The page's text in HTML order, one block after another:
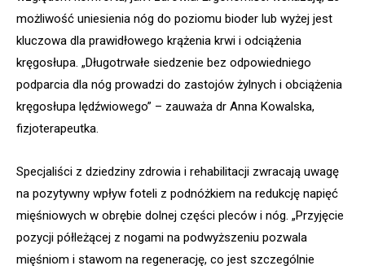
możliwość uniesienia nóg do poziomu bioder lub wyżej jest
kluczowa dla prawidłowego krążenia krwi i odciążenia
kręgosłupa. „Długotrwałe siedzenie bez odpowiedniego
podparcia dla nóg prowadzi do zastojów żylnych i obciążenia
kręgosłupa lędźwiowego” – zauważa dr Anna Kowalska,
fizjoterapeutka.
Specjaliści z dziedziny zdrowia i rehabilitacji zwracają uwagę
na pozytywny wpływ foteli z podnóżkiem na redukcję napięć
mięśniowych w obrębie dolnej części pleców i nóg. „Przyjęcie
pozycji półleżącej z nogami na podwyższeniu pozwala
mięśniom i stawom na regenerację, co jest szczególnie